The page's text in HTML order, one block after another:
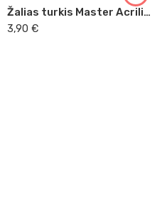
Žalias turkis Master Acrilic, 60ml (28)
3,90 €